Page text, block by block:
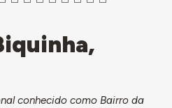
conhecido como Bairro da